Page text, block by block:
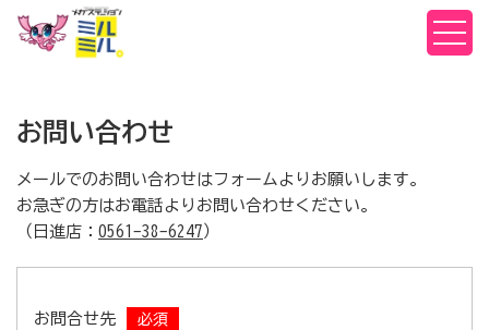
お問い合わせ
メールでのお問い合わせはフォームよりお願いします。
お急ぎの方はお電話よりお問い合わせください。
（日進店： 0561-38-6247 ）
お問合せ先 必須